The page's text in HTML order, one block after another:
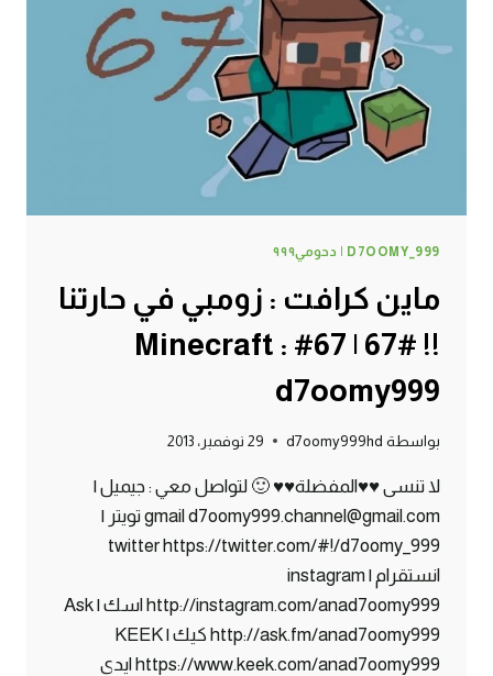
68#
MINECRAFT
:
D7OOMY999
D7OOMY_999 | دحومي٩٩٩
ماين كرافت : زومبي في حارتنا
!! #67 | 67# Minecraft :
d7oomy999
بواسطة d7oomy999hd 29 نوفمبر، 2013
لا تنسى ♥♥المفضلة♥♥ 🙂 لتواصل معي : جيميل |
gmail d7oomy999.channel@gmail.com تويتر |
twitter https://twitter.com/#!/d7oomy_999
انستقرام | instagram
http://instagram.com/anad7oomy999 اسك | Ask
http://ask.fm/anad7oomy999 كيك | KEEK
https://www.keek.com/anad7oomy999 ايدي